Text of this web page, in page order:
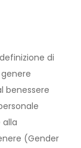
di
benessere
alla
(Gender